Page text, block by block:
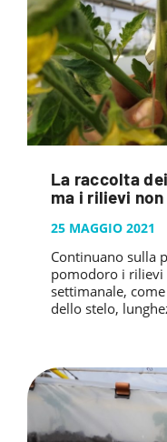
La raccolta
ma i rilievi
25 MAGGIO 2021
Continuano sulla
pomodoro i rilievi
settimanale,
dello stelo,